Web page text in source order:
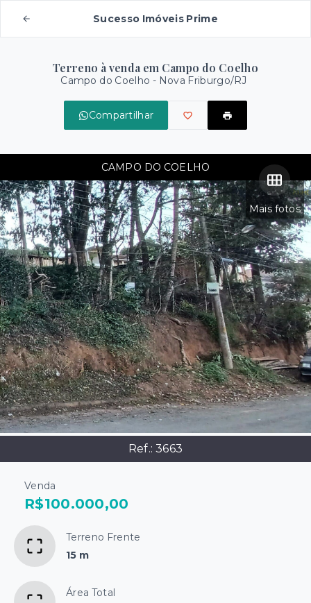
Sucesso Imóveis Prime
Terreno à venda em Campo do Coelho
Campo do Coelho - Nova Friburgo/RJ
Compartilhar
Mais fotos
Ref.: 3663
CAMPO DO COELHO
Venda
R$100.000,00
Terreno Frente
15 m
Área Total